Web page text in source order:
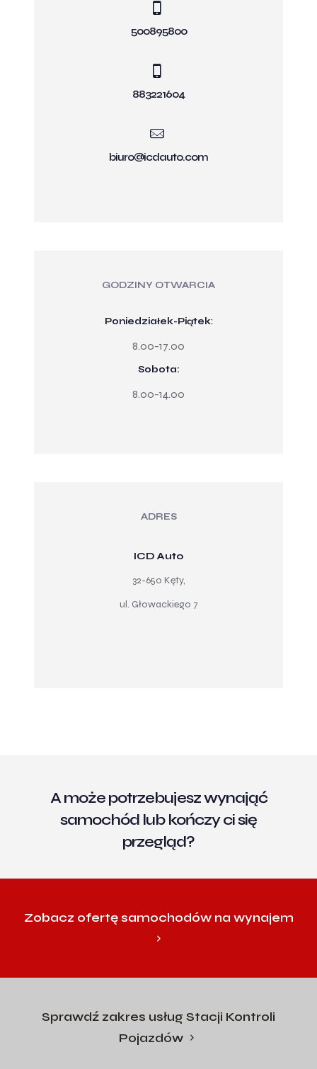
500895800
883221604
biuro@icdauto.com
GODZINY OTWARCIA
Poniedziałek-Piątek:
8.00-17.00
Sobota:
8.00-14.00
ADRES
ICD Auto
32-650 Kęty,
ul. Głowackiego 7
A może potrzebujesz wynająć
samochód lub kończy ci się
przegląd?
Zobacz ofertę samochodów na wynajem
Sprawdź zakres usług Stacji Kontroli
Pojazdów